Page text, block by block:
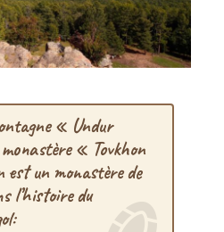
« Undur
« Tovkhon
un monastère de
l’histoire du